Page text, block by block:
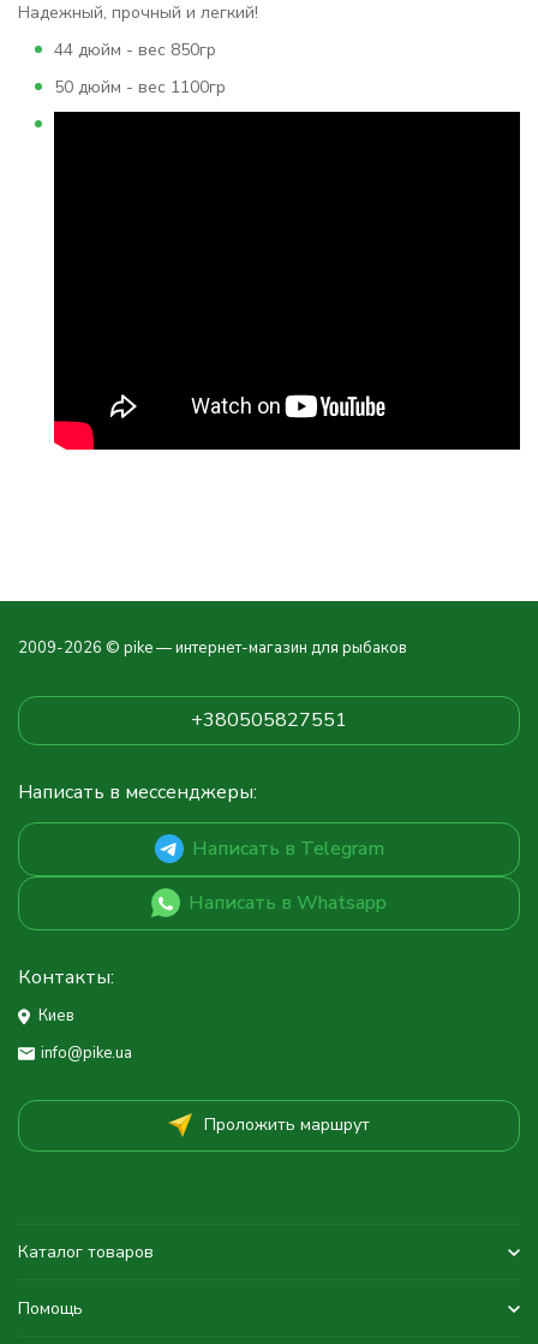
Надежный, прочный и легкий!
44 дюйм - вес 850гр
50 дюйм - вес 1100гр
2009-2026 © pike — интернет-магазин для рыбаков
+380505827551
Написать в мессенджеры:
Написать в Telegram
Написать в Whatsapp
Контакты:
Киев
info@pike.ua
Проложить маршрут
Каталог товаров
Помощь